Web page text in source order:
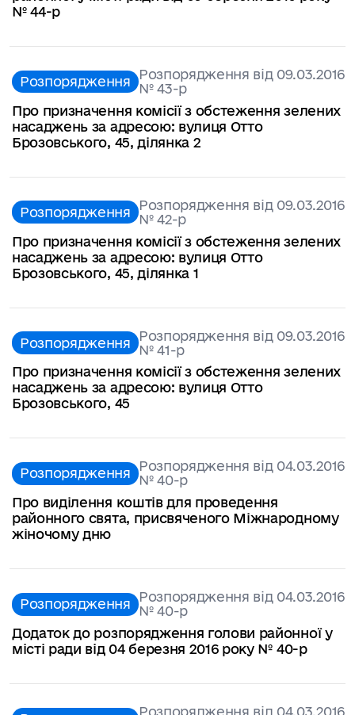
№ 44-р
Розпорядження Розпорядження від 09.03.2016
№ 43-р
Про призначення комісії з обстеження зелених
насаджень за адресою: вулиця Отто
Брозовського, 45, ділянка 2
Розпорядження Розпорядження від 09.03.2016
№ 42-р
Про призначення комісії з обстеження зелених
насаджень за адресою: вулиця Отто
Брозовського, 45, ділянка 1
Розпорядження Розпорядження від 09.03.2016
№ 41-р
Про призначення комісії з обстеження зелених
насаджень за адресою: вулиця Отто
Брозовського, 45
Розпорядження Розпорядження від 04.03.2016
№ 40-р
Про виділення коштів для проведення
районного свята, присвяченого Міжнародному
жіночому дню
Розпорядження Розпорядження від 04.03.2016
№ 40-р
Додаток до розпорядження голови районної у
місті ради від 04 березня 2016 року № 40-р
Розпорядження від 04.03.2016